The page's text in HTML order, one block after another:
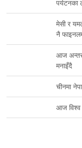
पर्यटनका
मेसी र
नै
आज
मनाइँदै
चीनमा
आज विश्व